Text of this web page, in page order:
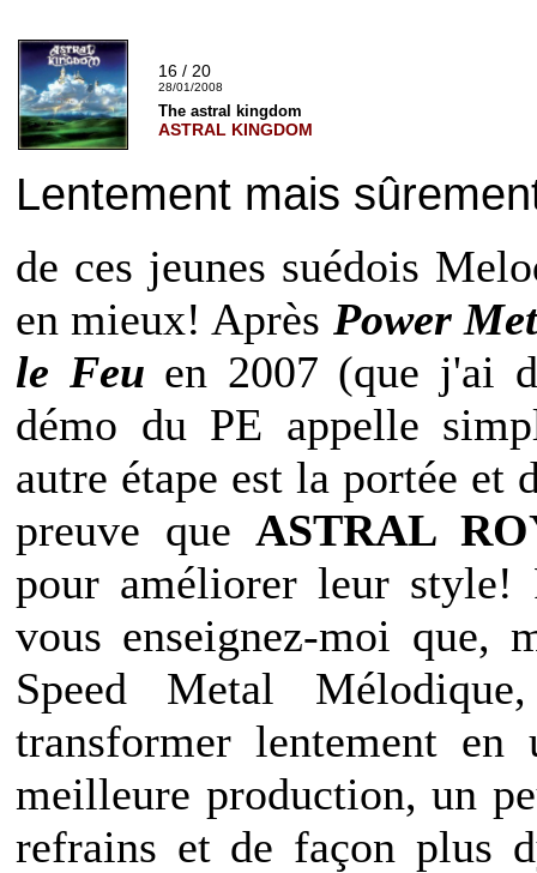
16 / 20
28/01/2008
The astral kingdom
ASTRAL KINGDOM
Lentement mais
de ces jeunes suédois
en mieux! Après Power
le Feu en 2007 (que j'ai
démo du PE appelle
autre étape est la portée et
preuve que ASTRAL
pour améliorer leur style!
vous enseignez-moi que,
Speed Metal
transformer lentement
meilleure production, un
refrains et de façon plus